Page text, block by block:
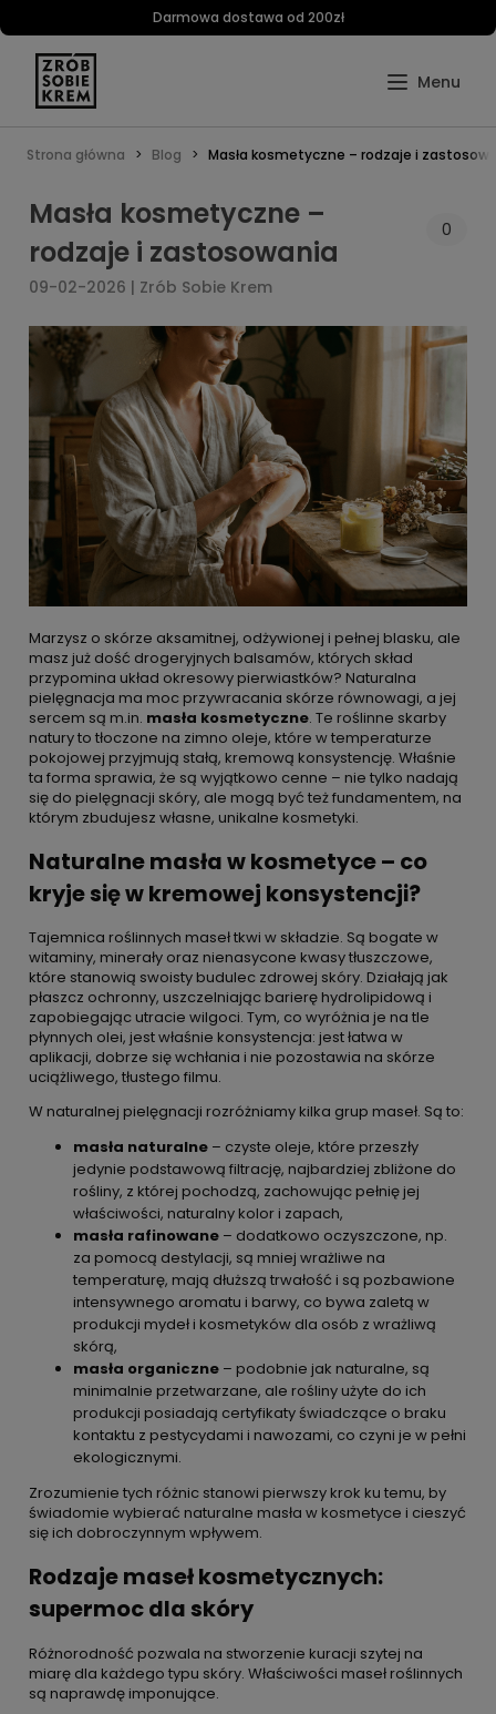
Darmowa dostawa od 200zł
Strona główna Blog Masła kosmetyczne – rodzaje i
Masła kosmetyczne –
rodzaje i zastosowania
0
09-02-2026 | Zrób Sobie Krem
Marzysz o skórze aksamitnej, odżywionej i pełnej blasku, ale
masz już dość drogeryjnych balsamów, których skład
przypomina układ okresowy pierwiastków? Naturalna
pielęgnacja ma moc przywracania skórze równowagi, a jej
sercem są m.in. masła kosmetyczne. Te roślinne skarby
natury to tłoczone na zimno oleje, które w temperaturze
pokojowej przyjmują stałą, kremową konsystencję. Właśnie
ta forma sprawia, że są wyjątkowo cenne – nie tylko nadają
się do pielęgnacji skóry, ale mogą być też fundamentem, na
którym zbudujesz własne, unikalne kosmetyki.
Naturalne masła w kosmetyce – co
kryje się w kremowej konsystencji?
Tajemnica roślinnych maseł tkwi w składzie. Są bogate w
witaminy, minerały oraz nienasycone kwasy tłuszczowe,
które stanowią swoisty budulec zdrowej skóry. Działają jak
płaszcz ochronny, uszczelniając barierę hydrolipidową i
zapobiegając utracie wilgoci. Tym, co wyróżnia je na tle
płynnych olei, jest właśnie konsystencja: jest łatwa w
aplikacji, dobrze się wchłania i nie pozostawia na skórze
uciążliwego, tłustego filmu.
W naturalnej pielęgnacji rozróżniamy kilka grup maseł. Są to:
masła naturalne – czyste oleje, które przeszły
jedynie podstawową filtrację, najbardziej zbliżone do
rośliny, z której pochodzą, zachowując pełnię jej
właściwości, naturalny kolor i zapach,
masła rafinowane – dodatkowo oczyszczone, np.
za pomocą destylacji, są mniej wrażliwe na
temperaturę, mają dłuższą trwałość i są pozbawione
intensywnego aromatu i barwy, co bywa zaletą w
produkcji mydeł i kosmetyków dla osób z wrażliwą
skórą,
masła organiczne – podobnie jak naturalne, są
minimalnie przetwarzane, ale rośliny użyte do ich
produkcji posiadają certyfikaty świadczące o braku
kontaktu z pestycydami i nawozami, co czyni je w pełni
ekologicznymi.
Zrozumienie tych różnic stanowi pierwszy krok ku temu, by
świadomie wybierać naturalne masła w kosmetyce i cieszyć
się ich dobroczynnym wpływem.
Rodzaje maseł kosmetycznych:
supermoc dla skóry
Różnorodność pozwala na stworzenie kuracji szytej na
miarę dla każdego typu skóry. Właściwości maseł roślinnych
są naprawdę imponujące.